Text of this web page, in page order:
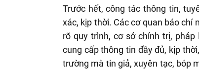
Trước hết, công tác thông tin,
xác, kịp thời. Các cơ quan báo chí
rõ quy trình, cơ sở chính trị,
cung cấp thông tin đầy đủ, kịp
trường mà tin giả, xuyên tạc, bóp